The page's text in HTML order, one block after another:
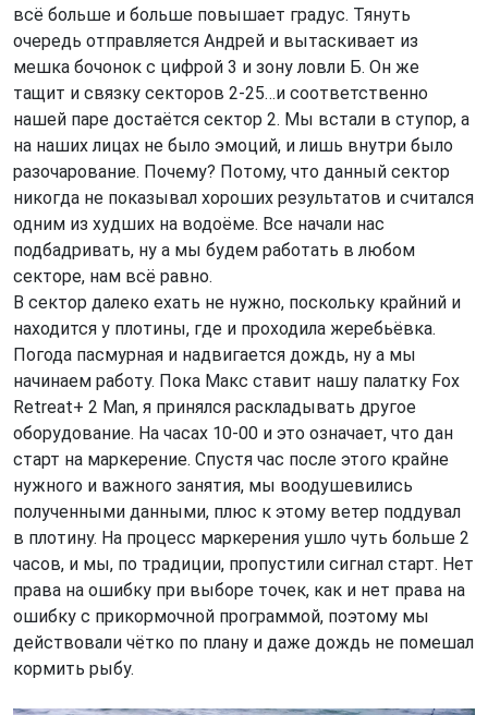
всё больше и больше повышает градус. Тянуть
очередь отправляется Андрей и вытаскивает из
мешка бочонок с цифрой 3 и зону ловли Б. Он же
тащит и связку секторов 2-25…и соответственно
нашей паре достаётся сектор 2. Мы встали в ступор, а
на наших лицах не было эмоций, и лишь внутри было
разочарование. Почему? Потому, что данный сектор
никогда не показывал хороших результатов и считался
одним из худших на водоёме. Все начали нас
подбадривать, ну а мы будем работать в любом
секторе, нам всё равно.
В сектор далеко ехать не нужно, поскольку крайний и
находится у плотины, где и проходила жеребьёвка.
Погода пасмурная и надвигается дождь, ну а мы
начинаем работу. Пока Макс ставит нашу палатку Fox
Retreat+ 2 Man, я принялся раскладывать другое
оборудование. На часах 10-00 и это означает, что дан
старт на маркерение. Спустя час после этого крайне
нужного и важного занятия, мы воодушевились
полученными данными, плюс к этому ветер поддувал
в плотину. На процесс маркерения ушло чуть больше 2
часов, и мы, по традиции, пропустили сигнал старт. Нет
права на ошибку при выборе точек, как и нет права на
ошибку с прикормочной программой, поэтому мы
действовали чётко по плану и даже дождь не помешал
кормить рыбу.